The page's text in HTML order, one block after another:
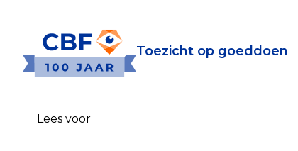
Toezicht op goeddoen
Toezicht op goeddoen
Lees voor